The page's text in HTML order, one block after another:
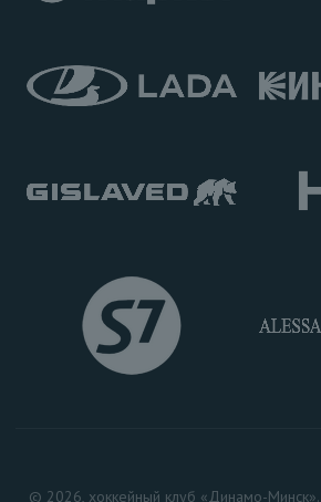
© 2026, хоккейный клуб «Динамо-